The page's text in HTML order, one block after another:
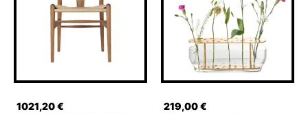
1021,20€ 219,00€